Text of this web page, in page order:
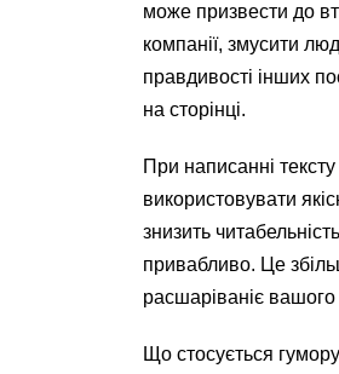
може призвести до
компанії, змусити
правдивості інших
на сторінці.
При написанні
використовувати
знизить
привабливо. Це
расшаріваніє вашого
Що стосується